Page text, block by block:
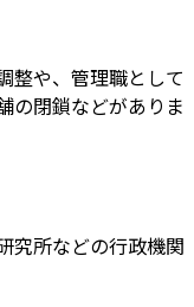
整や、管理職として
の閉鎖などがありま
究所などの行政機関